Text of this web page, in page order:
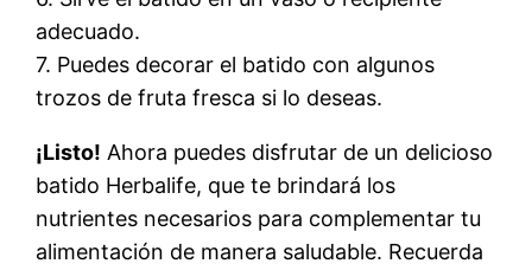
adecuado.
7. Puedes decorar el batido con algunos
trozos de fruta fresca si lo deseas.
¡Listo! Ahora puedes disfrutar de un delicioso
batido Herbalife, que te brindará los
nutrientes necesarios para complementar tu
alimentación de manera saludable. Recuerda